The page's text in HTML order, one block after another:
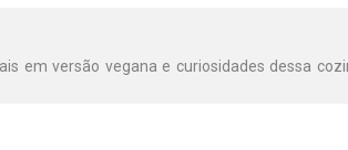
em versão vegana e curiosidades dessa